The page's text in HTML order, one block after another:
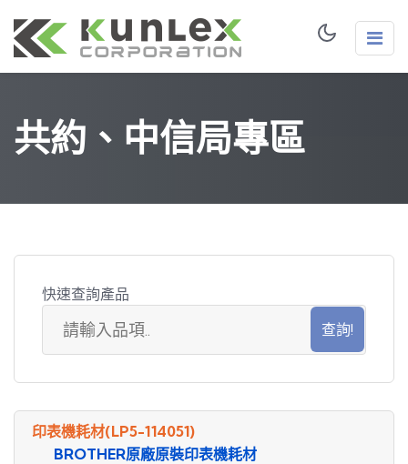
共約、中信局專區
快速查詢產品
品
項
尋
印表機耗材(LP5-114051)
BROTHER原廠原裝印表機耗材